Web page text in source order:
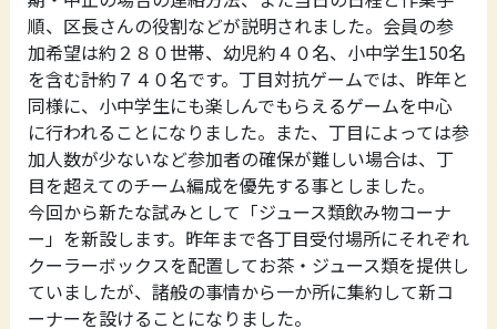
順、区長さんの役割などが説明されました。会員の参
加希望は約２８０世帯、幼児約４０名、小中学生150名
を含む計約７４０名です。丁目対抗ゲームでは、昨年と
同様に、小中学生にも楽しんでもらえるゲームを中心
に行われることになりました。また、丁目によっては参
加人数が少ないなど参加者の確保が難しい場合は、丁
目を超えてのチーム編成を優先する事としました。
今回から新たな試みとして「ジュース類飲み物コーナ
ー」を新設します。昨年まで各丁目受付場所にそれぞれ
クーラーボックスを配置してお茶・ジュース類を提供し
ていましたが、諸般の事情から一か所に集約して新コ
ーナーを設けることになりました。